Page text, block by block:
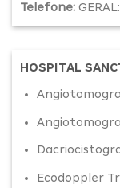
Telefone:
HOSPITAL
Ecodoppler